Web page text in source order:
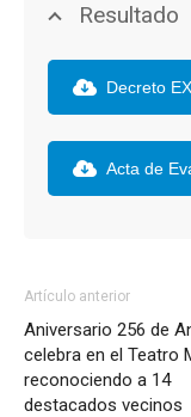
Resultado
Decreto
Acta de
Artículo anterior
Aniversario 256 de
celebra en el Teatro
reconociendo a 14
destacados vecinos